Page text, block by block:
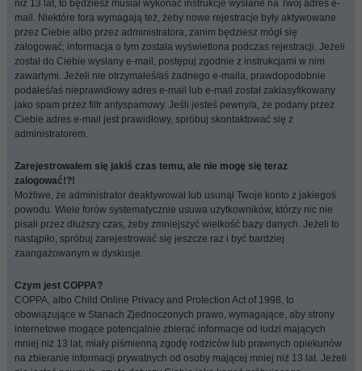
niż 13 lat, to będziesz musiał wykonać instrukcje wysłane na Twój adres e-
mail. Niektóre fora wymagają też, żeby nowe rejestracje były aktywowane
przez Ciebie albo przez administratora, zanim będziesz mógł się
zalogować; informacja o tym została wyświetlona podczas rejestracji. Jeżeli
został do Ciebie wysłany e-mail, postępuj zgodnie z instrukcjami w nim
zawartymi. Jeżeli nie otrzymałeś/aś żadnego e-maila, prawdopodobnie
podałeś/aś nieprawidłowy adres e-mail lub e-mail został zaklasyfikowany
jako spam przez filtr antyspamowy. Jeśli jesteś pewny/a, że podany przez
Ciebie adres e-mail jest prawidłowy, spróbuj skontaktować się z
administratorem.
Zarejestrowałem się jakiś czas temu, ale nie mogę się teraz
zalogować!?!
Możliwe, że administrator deaktywował lub usunął Twoje konto z jakiegoś
powodu. Wiele forów systematycznie usuwa użytkowników, którzy nic nie
pisali przez dłuższy czas, żeby zmniejszyć wielkość bazy danych. Jeżeli to
nastąpiło, spróbuj zarejestrować się jeszcze raz i być bardziej
zaangażowanym w dyskusje.
Czym jest COPPA?
COPPA, albo Child Online Privacy and Protection Act of 1998, to
obowiązujące w Stanach Zjednoczonych prawo, wymagające, aby strony
internetowe mogące potencjalnie zbierać informacje od ludzi mających
mniej niż 13 lat, miały piśmienną zgodę rodziców lub prawnych opiekunów
na zbieranie informacji prywatnych od osoby mającej mniej niż 13 lat. Jeżeli